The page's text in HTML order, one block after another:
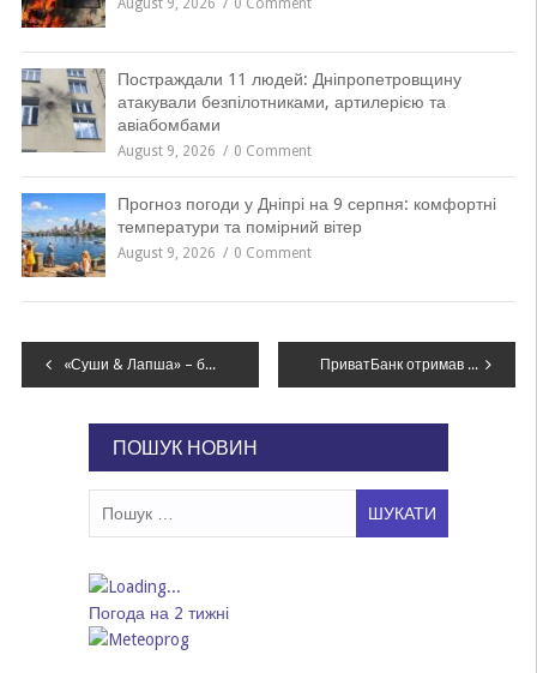
August 9, 2026 0 Comment
Постраждали 11 людей: Дніпропетровщину
атакували безпілотниками, артилерією та
авіабомбами
August 9, 2026 0 Comment
Прогноз погоди у Дніпрі на 9 серпня: комфортні
температури та помірний вітер
August 9, 2026 0 Comment
Навігація
«Суши & Лапша» – быстрая доставка вкусной еды по лояльным ценам ПриватБанк отримав компенсації по теплих кредитах для ОСББ в Дніпрі
ПОШУК НОВИН
Погода на 2 тижні